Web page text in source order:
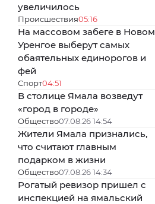
увеличилось
Происшествия05:16
На массовом забеге в Новом
Уренгое выберут самых
обаятельных единорогов и
фей
Спорт04:51
В столице Ямала возведут
«город в городе»
Общество07.08.26 14:54
Жители Ямала признались,
что считают главным
подарком в жизни
Общество07.08.26 14:34
Рогатый ревизор пришел с
инспекцией на ямальский